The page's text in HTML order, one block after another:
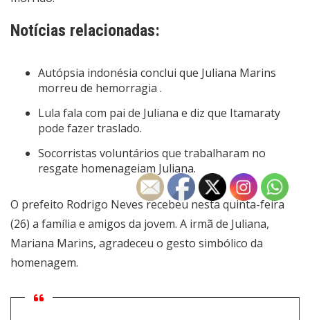
Notícias relacionadas:
Autópsia indonésia conclui que Juliana Marins
morreu de hemorragia .
Lula fala com pai de Juliana e diz que Itamaraty
pode fazer traslado.
Socorristas voluntários que trabalharam no
resgate homenageiam Juliana.
O prefeito Rodrigo Neves recebeu nesta quinta-feira
(26) a família e amigos da jovem. A irmã de Juliana,
Mariana Marins, agradeceu o gesto simbólico da
homenagem.